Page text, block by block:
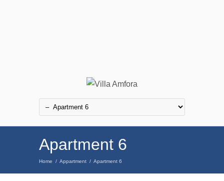
Apartment 6
Home / Appartment / Apartment 6